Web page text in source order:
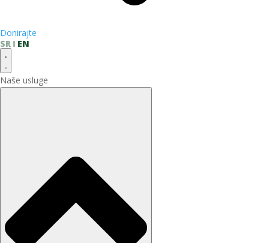
Donirajte
SR
EN
Naše usluge